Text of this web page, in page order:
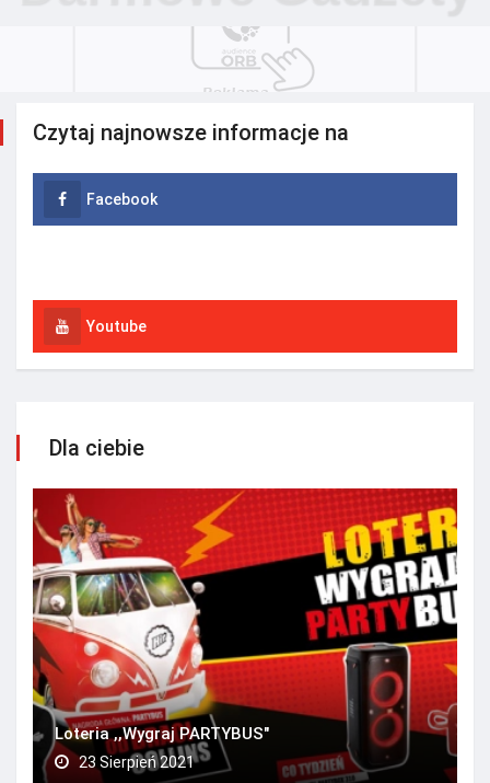
Czytaj najnowsze informacje na
Facebook
Youtube
Dla ciebie
Loteria ,,Wygraj PARTYBUS"
23 Sierpień 2021